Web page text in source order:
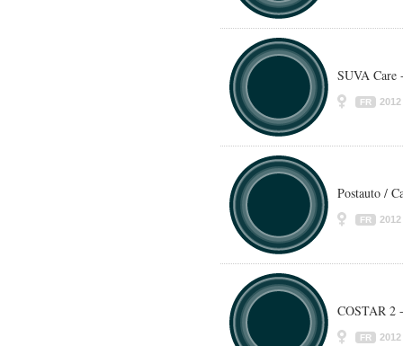
SUVA Care
FR 2012
Postauto /
FR 2012
COSTAR 2
FR 2012